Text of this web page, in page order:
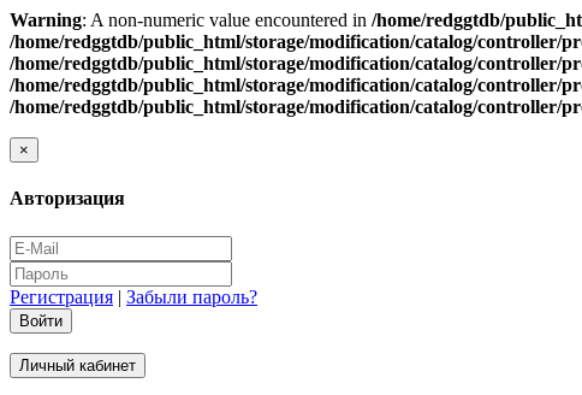
Warning: A non-numeric value encountered in /home/redggtdb/
/home/redggtdb/public_html/storage/modification/catalog/controller/
/home/redggtdb/public_html/storage/modification/catalog/controller/
/home/redggtdb/public_html/storage/modification/catalog/controller/
/home/redggtdb/public_html/storage/modification/catalog/controller/
×
Авторизация
Регистрация | Забыли пароль?
Личный кабинет